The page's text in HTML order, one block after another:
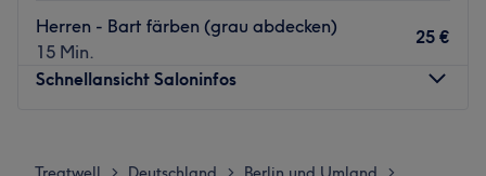
Herren - Bart färben (grau abdecken)
15 Min.
25 €
Schnellansicht Saloninfos
Dienstag
09:00 – 19:00
> > >